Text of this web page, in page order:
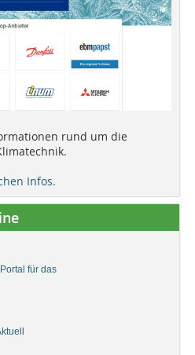
rund um die
Infos.
für das